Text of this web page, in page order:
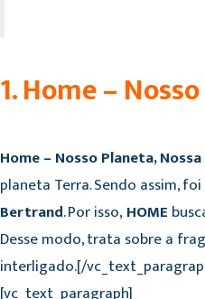
1. Home –
Home – Nosso Planeta, Nossa
planeta Terra. Sendo assim,
Bertrand. Por isso,HOME
Desse modo, trata sobre a
interligado.[/
[vc_text_paragraph]